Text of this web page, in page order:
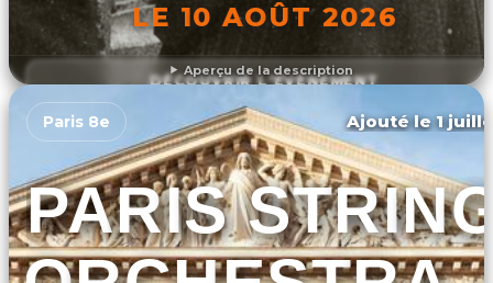
Aperçu de la description
LE 10 AOÛT 2026
DÉCOUVRIR L'ÉVÉNEMENT
Paris 8e Ajouté le 1
PARIS